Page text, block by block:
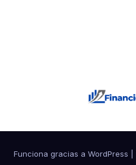
Funciona gracias a WordPress